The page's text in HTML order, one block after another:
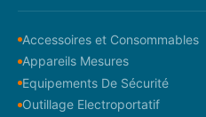
Accessoires et Consommables
Appareils Mesures
Equipements De Sécurité
Outillage Electroportatif